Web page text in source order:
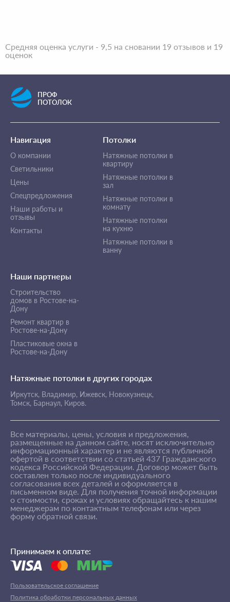
Средняя оценка услуги - 9,5 на сновании 19 отзывов и 19
оценок
ПРОФ
ПОТОЛОК
Принимаем к оплате:
Навигация
О компании
Светильники
Цены
Спецпредложения
Наши работы и
отзывы
Контакты
Потолки
Натяжные потолки в
квартиру
Натяжные потолки в
зал
Натяжные потолки в
комнату
Натяжные потолки
на кухню
Натяжные потолки в
ванну
Наши партнеры
Строительство
домов в Ростове-на-
Дону
Ремонт квартир в
Ростове-на-Дону
Пластиковые окна в
Ростове-на-Дону
Натяжные потолки в других городах
Иркутск, Владимир, Ижевск, Новокузнецк,
Томск, Барнаул, Киров.
Все материалы, цены, условия и предложения,
размещенные на данном сайте, носят исключительно
информационный характер и не являются публичной
офертой в соответствии со статьей 437 Гражданского
кодекса Российской Федерации. Договор может быть
составлен только после индивидуального
согласования всех деталей и оформляется в
письменном виде. Для получения точной информации
о стоимости, сроках и условиях обращайтесь к нашим
менеджерам по контактным телефонам или через
форму обратной связи.
Пользовательское соглашение
Политика обработки персональных данных